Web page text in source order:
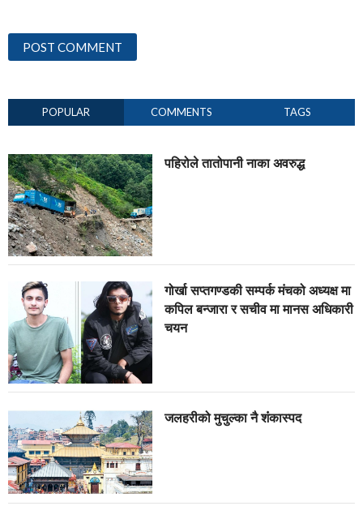
POPULAR COMMENTS TAGS
पहिरोले तातोपानी नाका अवरुद्ध
गोर्खा सप्तगण्डकी सम्पर्क मंचको अध्यक्ष मा
कपिल बन्जारा र सचीव मा मानस अधिकारी
चयन
जलहरीको मुचुल्का नै शंंकास्पद